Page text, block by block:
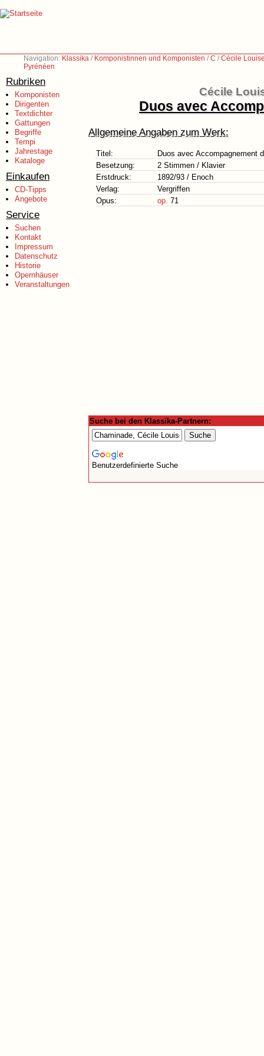
Navigation: Klassika / Komponistinnen und Komponisten /C /Cécile
Pyrénéen
Rubriken
Komponisten
Dirigenten
Textdichter
Gattungen
Begriffe
Tempi
Jahrestage
Kataloge
Einkaufen
CD-Tipps
Angebote
Service
Suchen
Kontakt
Impressum
Datenschutz
Historie
Opernhäuser
Veranstaltungen
Cécile
Duos avec
Allgemeine Angaben zum Werk:
Titel:
Duos avec Accompagnement
Besetzung:
2 Stimmen / Klavier
Erstdruck:
1892/93 / Enoch
Verlag:
Vergriffen
Opus:
op. 71
Suche bei den Klassika-Partnern:
Benutzerdefinierte Suche